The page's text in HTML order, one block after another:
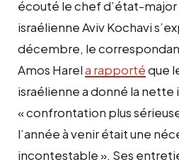
écouté le chef d’état-major
israélienne Aviv Kochavi
décembre, le
Amos Harela rapportéque
israélienne a donné la nette
« confrontation plus
l’année à venir était une
incontestable ». Ses